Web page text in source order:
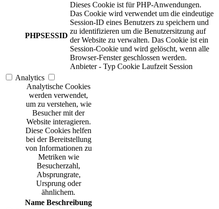
PHPSESSID
Dieses Cookie ist für PHP-Anwendungen.
Das Cookie wird verwendet um die eindeutige
Session-ID eines Benutzers zu speichern und
zu identifizieren um die Benutzersitzung auf
der Website zu verwalten. Das Cookie ist ein
Session-Cookie und wird gelöscht, wenn alle
Browser-Fenster geschlossen werden.
Anbieter - Typ Cookie Laufzeit Session
Analytics
Analytische Cookies
werden verwendet,
um zu verstehen, wie
Besucher mit der
Website interagieren.
Diese Cookies helfen
bei der Bereitstellung
von Informationen zu
Metriken wie
Besucherzahl,
Absprungrate,
Ursprung oder
ähnlichem.
Name Beschreibung